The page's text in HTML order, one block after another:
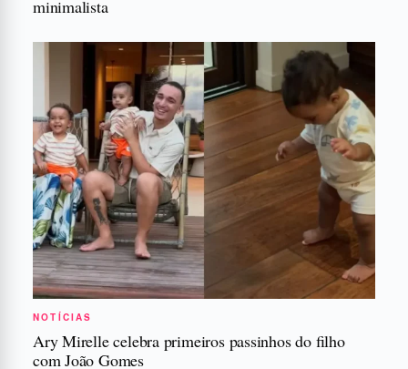
minimalista
NOTÍCIAS
Ary Mirelle celebra primeiros passinhos do filho
com João Gomes